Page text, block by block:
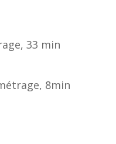
33 min
8min